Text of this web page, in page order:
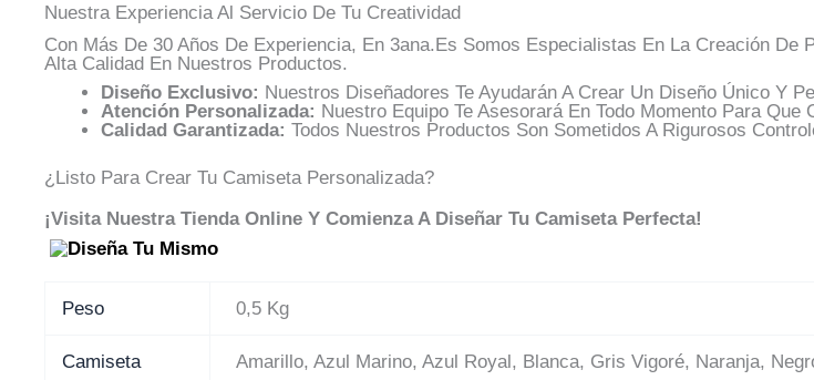
Nuestra Experiencia Al Servicio De Tu Creatividad
Con Más De 30 Años De Experiencia, En 3ana.es Somos Especialistas En La Creación
Alta Calidad En Nuestros Productos.
Diseño Exclusivo: Nuestros Diseñadores Te Ayudarán A Crear Un Diseño Único Y
Atención Personalizada: Nuestro Equipo Te Asesorará En Todo Momento Para Que
Calidad Garantizada: Todos Nuestros Productos Son Sometidos A Rigurosos
¿Listo Para Crear Tu Camiseta Personalizada?
¡Visita Nuestra Tienda Online Y Comienza A Diseñar Tu Camiseta Perfecta!
Peso 0,5 Kg
Camiseta Amarillo, Azul Marino, Azul Royal, Blanca, Gris Vigoré, Naranja,